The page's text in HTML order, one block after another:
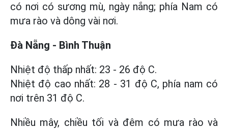
có nơi có sương mù, ngày nắng; phía Nam có
mưa rào và dông vài nơi.
Đà Nẵng - Bình Thuận
Nhiệt độ thấp nhất: 23 - 26 độ C.
Nhiệt độ cao nhất: 28 - 31 độ C, phía nam có
nơi trên 31 độ C.
Nhiều mây, chiều tối và đêm có mưa rào và